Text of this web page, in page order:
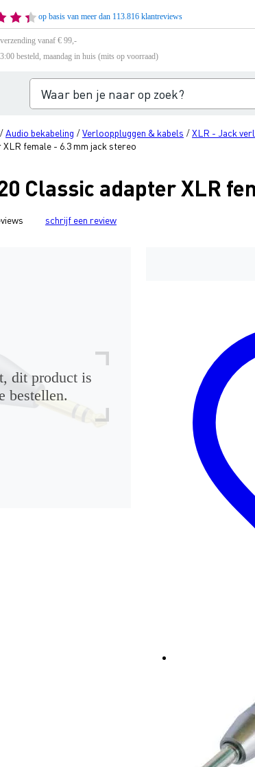
op basis van meer dan 113.816 klantreviews
vanaf € 99,-
besteld, maandag in huis (mits op voorraad)
/Audio bekabeling /Verlooppluggen & kabels /XLR - Jack
female - 6.3 mm jack stereo
Classic adapter XLR
schrijf een review
dit product is
bestellen.